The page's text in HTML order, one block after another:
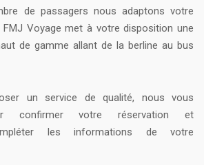
de passagers nous adaptons votre
Voyage met à votre disposition une
de gamme allant de la berline au bus
un service de qualité, nous vous
confirmer votre réservation et
les informations de votre